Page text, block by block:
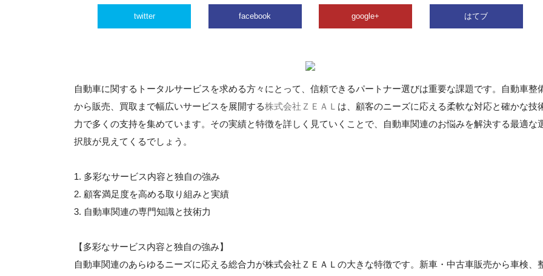
twitter facebook google+ はてブ
自動車に関するトータルサービスを求める方々にとって、信頼できるパートナー選びは重要な課題です。自動車整
から販売、買取まで幅広いサービスを展開する株式会社ＺＥＡＬ は、顧客のニーズに応える柔軟な対応と確かな技
力で多くの支持を集めています。その実績と特徴を詳しく見ていくことで、自動車関連のお悩みを解決する最適な
択肢が見えてくるでしょう。
1. 多彩なサービス内容と独自の強み
2. 顧客満足度を高める取り組みと実績
3. 自動車関連の専門知識と技術力
【多彩なサービス内容と独自の強み】
自動車関連のあらゆるニーズに応える総合力が株式会社ＺＥＡＬの大きな特徴です。新車・中古車販売から車検、